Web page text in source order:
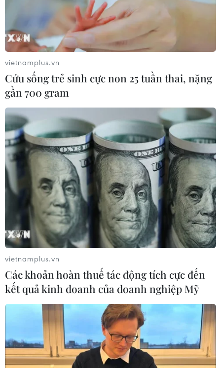
vietnamplus.vn
Cứu sống trẻ sinh cực non 25 tuần thai, nặng
gần 700 gram
vietnamplus.vn
Các khoản hoàn thuế tác động tích cực đến
kết quả kinh doanh của doanh nghiệp Mỹ